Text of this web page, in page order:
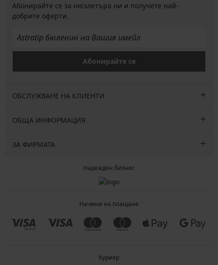
Абонирайте се за нюзлетъра ни и получете най-
добрите оферти.
Абонирайте се
ОБСЛУЖВАНЕ НА КЛИЕНТИ
ОБЩА ИНФОРМАЦИЯ
ЗА ФИРМАТА
Надежден бизнес
Начини на плащане
Куриер